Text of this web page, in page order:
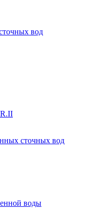
вод
сточных вод
воды